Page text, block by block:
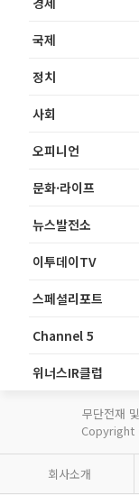
국제
정치
사회
오피니언
문화·라이프
뉴스발전소
이투데이TV
스페셜리포트
Channel 5
위너스IR클럽
무단전재
Copyright
회사소개